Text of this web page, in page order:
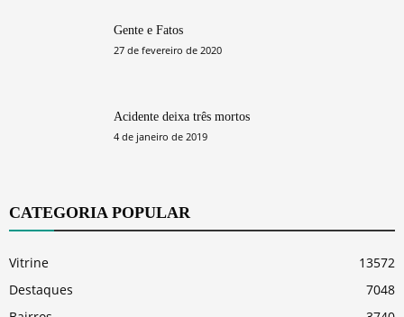
Gente e Fatos
27 de fevereiro de 2020
Acidente deixa três mortos
4 de janeiro de 2019
CATEGORIA POPULAR
Vitrine
13572
Destaques
7048